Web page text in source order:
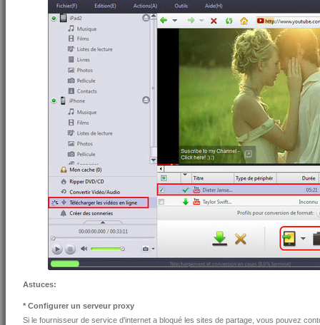
Astuces:
* Configurer un serveur proxy
Si le fournisseur de service d'internet a bloqué les sites de partage, vous pouvez